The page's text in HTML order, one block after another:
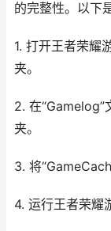
的完整性。以下
1. 打开王者荣耀
夹。
2. 在“Gamelog”
夹。
3. 将
4. 运行王者荣耀